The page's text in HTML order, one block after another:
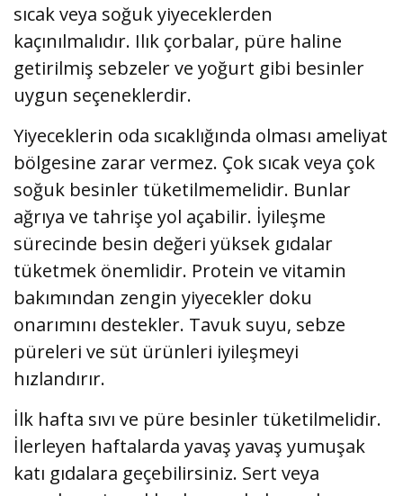
sıcak veya soğuk yiyeceklerden
kaçınılmalıdır. Ilık çorbalar, püre haline
getirilmiş sebzeler ve yoğurt gibi besinler
uygun seçeneklerdir.
Yiyeceklerin oda sıcaklığında olması ameliyat
bölgesine zarar vermez. Çok sıcak veya çok
soğuk besinler tüketilmemelidir. Bunlar
ağrıya ve tahrişe yol açabilir. İyileşme
sürecinde besin değeri yüksek gıdalar
tüketmek önemlidir. Protein ve vitamin
bakımından zengin yiyecekler doku
onarımını destekler. Tavuk suyu, sebze
püreleri ve süt ürünleri iyileşmeyi
hızlandırır.
İlk hafta sıvı ve püre besinler tüketilmelidir.
İlerleyen haftalarda yavaş yavaş yumuşak
katı gıdalara geçebilirsiniz. Sert veya